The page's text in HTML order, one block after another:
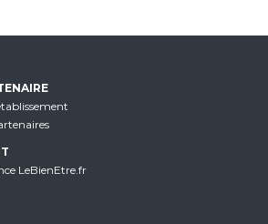
LeBienEtre.fr